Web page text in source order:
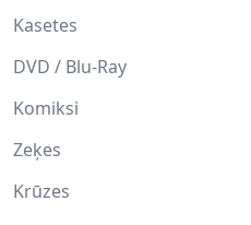
Kasetes
DVD / Blu-Ray
Komiksi
Zeķes
Krūzes